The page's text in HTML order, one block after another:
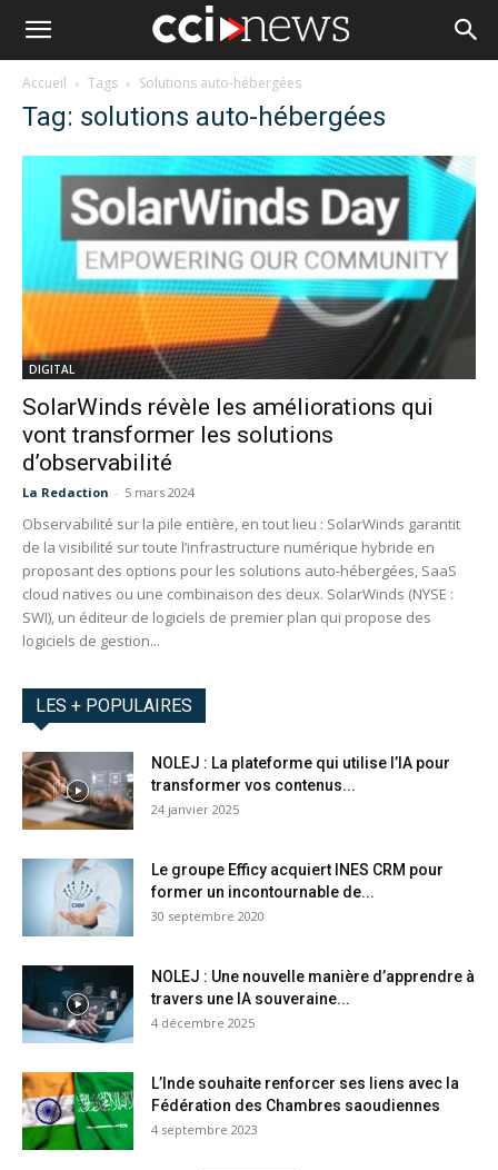
Accueil Tags Solutions auto-hébergées
Tag: solutions auto-hébergées
DIGITAL
SolarWinds révèle les améliorations qui
vont transformer les solutions
d’observabilité
La Redaction - 5 mars 2024
Observabilité sur la pile entière, en tout lieu : SolarWinds garantit
de la visibilité sur toute l’infrastructure numérique hybride en
proposant des options pour les solutions auto-hébergées, SaaS
cloud natives ou une combinaison des deux. SolarWinds (NYSE :
SWI), un éditeur de logiciels de premier plan qui propose des
logiciels de gestion...
LES + POPULAIRES
NOLEJ : La plateforme qui utilise l’IA pour
transformer vos contenus...
24 janvier 2025
Le groupe Efficy acquiert INES CRM pour
former un incontournable de...
30 septembre 2020
NOLEJ : Une nouvelle manière d’apprendre à
travers une IA souveraine...
4 décembre 2025
L’Inde souhaite renforcer ses liens avec la
Fédération des Chambres saoudiennes
4 septembre 2023